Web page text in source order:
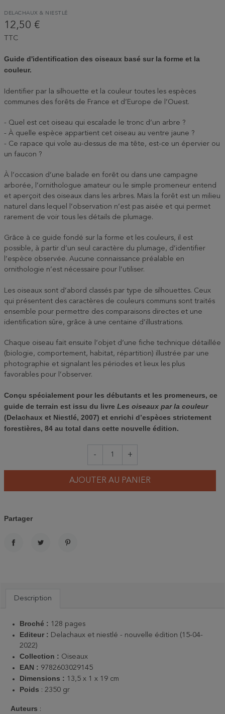
DELACHAUX & NIESTLÉ
12,50 €
TTC
Guide d'identification des oiseaux basé sur la forme et la
couleur.
Identifier par la silhouette et la couleur toutes les espèces
communes des forêts de France et d’Europe de l’Ouest.
- Quel est cet oiseau qui escalade le tronc d’un arbre ?
- À quelle espèce appartient cet oiseau au ventre jaune ?
- Ce rapace qui vole au-dessus de ma tête, est-ce un épervier ou
un faucon ?
À l’occasion d’une balade en forêt ou dans une campagne
arborée, l’ornithologue amateur ou le simple promeneur entend
et aperçoit des oiseaux dans les arbres. Mais la forêt est un milieu
naturel dans lequel l’observation n’est pas aisée et qui permet
rarement de voir tous les détails de plumage.
Grâce à ce guide fondé sur la forme et les couleurs, il est
possible, à partir d’un seul caractère du plumage, d’identifier
l’espèce observée. Aucune connaissance préalable en
ornithologie n’est nécessaire pour l’utiliser.
Les oiseaux sont d’abord classés par type de silhouettes. Ceux
qui présentent des caractères de couleurs communs sont traités
ensemble pour permettre des comparaisons directes et une
identification sûre, grâce à une centaine d’illustrations.
Chaque oiseau fait ensuite l’objet d’une fiche technique détaillée
(biologie, comportement, habitat, répartition) illustrée par une
photographie et signalant les périodes et lieux les plus
favorables pour l’observer.
Conçu spécialement pour les débutants et les promeneurs, ce
guide de terrain est issu du livre Les oiseaux par la couleur
(Delachaux et Niestlé, 2007) et enrichi d’espèces strictement
forestières, 84 au total dans cette nouvelle édition.
- +
AJOUTER AU PANIER
Partager
Description
Broché : 128 pages
Editeur : Delachaux et niestlé - nouvelle édition (15-04-
2022)
Collection : Oiseaux
EAN : 9782603029145
Dimensions : 13,5 x 1 x 19 cm
Poids : 2350 gr
Auteurs :